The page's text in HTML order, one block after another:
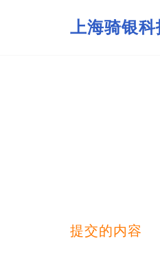
上海骑银
提交的内容